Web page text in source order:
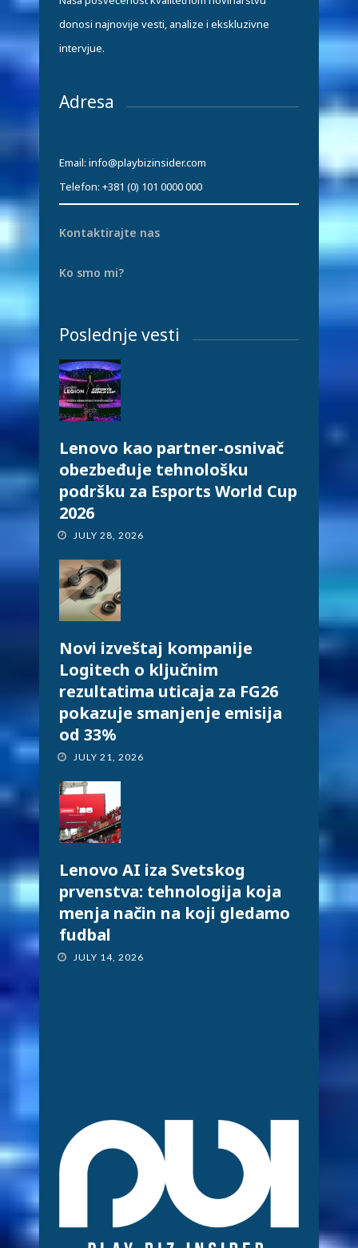
donosi najnovije vesti, analize i ekskluzivne
intervjue.
Adresa
Email: info@playbizinsider.com
Telefon: +381 (0) 101 0000 000
Kontaktirajte nas
Ko smo mi?
Poslednje vesti
Lenovo kao partner-osnivač
obezbeđuje tehnološku
podršku za Esports World Cup
2026
JULY 28, 2026
Novi izveštaj kompanije
Logitech o ključnim
rezultatima uticaja za FG26
pokazuje smanjenje emisija
od 33%
JULY 21, 2026
Lenovo AI iza Svetskog
prvenstva: tehnologija koja
menja način na koji gledamo
fudbal
JULY 14, 2026